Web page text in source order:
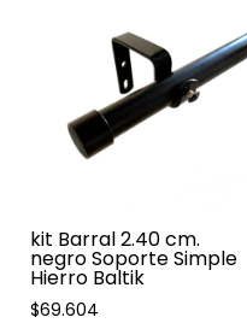
kit Barral 2.40 cm.
negro Soporte Simple
Hierro Baltik
$69.604